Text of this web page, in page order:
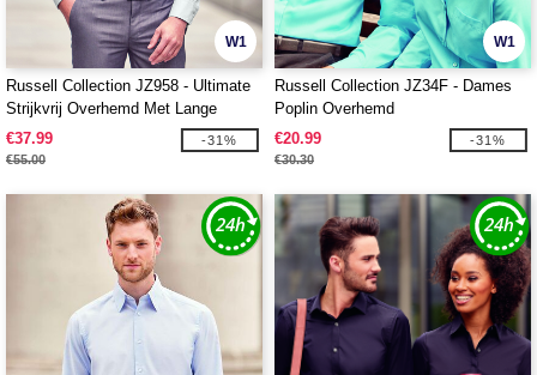
W1
Russell Collection JZ958 - Ultimate
Strijkvrij Overhemd Met Lange
Mouwen
€37.99
€55.00
-31%
W1
Russell Collection JZ34F - Dames
Poplin Overhemd
€20.99
€30.30
-31%